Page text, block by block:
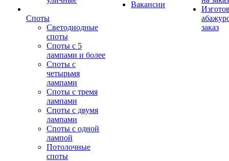
Споты
Светодиодные
споты
Споты с 5
лампами и более
Споты с
четырьмя
лампами
Споты с тремя
лампами
Споты с двумя
лампами
Споты с одной
лампой
Потолочные
споты
Вакансии
заказ